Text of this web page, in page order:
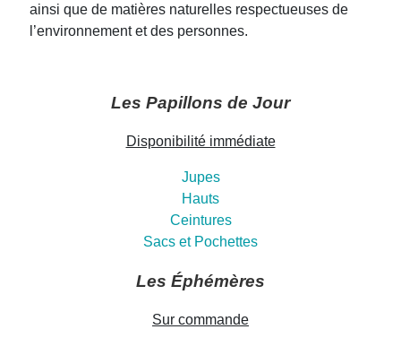
ainsi que de matières naturelles respectueuses de
l’environnement et des personnes.
Les Papillons de Jour
Disponibilité immédiate
Jupes
Hauts
Ceintures
Sacs et Pochettes
Les Éphémères
Sur commande